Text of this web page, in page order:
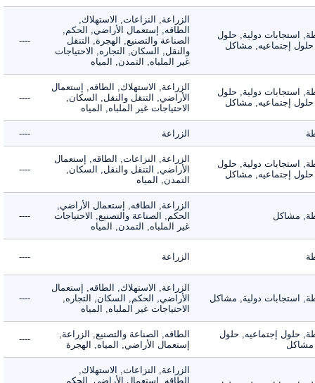
استجابات دولية, حلول
إجتماعيه, مشاكل
الزراعة, النزاعات, الاستهلاك,
الطاقه, إستعمال الأراضي, الحكم,
الصناعة والتصنيع, الهجرة, التنقل
والنقل, السكان, التجاره, الاحتياجات
غير الملباه, التمدن, المياه
----
استجابات دولية, حلول
إجتماعيه, مشاكل
الزراعة, الاستهلاك, الطاقه, إستعمال
الأراضي, التنقل والنقل, السكان,
الاحتياجات غير الملباه, المياه
----
الزراعة ----
استجابات دولية, حلول
إجتماعيه, مشاكل
الزراعة, النزاعات, الطاقه, إستعمال
الأراضي, التنقل والنقل, السكان,
التمدن, المياه
----
مشاكل
الزراعة, الطاقه, إستعمال الأراضي,
الحكم, الصناعة والتصنيع, الاحتياجات
غير الملباه, التمدن, المياه
----
الزراعة ----
استجابات دولية, مشاكل
الزراعة, الاستهلاك, الطاقه, إستعمال
الأراضي, الحكم, السكان, التجاره,
الاحتياجات غير الملباه, المياه
----
حلول إجتماعيه, حلول
الطاقه, الصناعة والتصنيع, الزراعة,
إستعمال الأراضي, المياه, الهجرة
----
الزراعة, النزاعات, الاستهلاك,
الطاقه, إستعمال الأراضي, الحكم,